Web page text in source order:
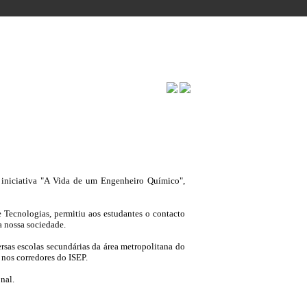
"A Vida de um Engenheiro Químico",
permitiu aos estudantes o contacto
sociedade.
escolas secundárias da área metropolitana do
corredores do ISEP.